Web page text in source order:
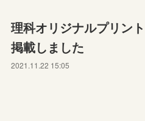
理科オリジナルプリン
掲載しました
2021.11.22 15:05